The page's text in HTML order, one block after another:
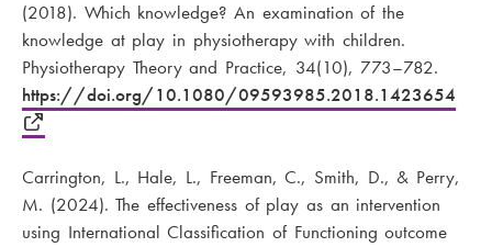
(2018). Which knowledge? An examination of the
knowledge at play in physiotherapy with children.
Physiotherapy Theory and Practice, 34(10), 773–782.
https://doi.org/10.1080/09593985.2018.1423654
Carrington, L., Hale, L., Freeman, C., Smith, D., & Perry,
M. (2024). The effectiveness of play as an intervention
using International Classification of Functioning outcome